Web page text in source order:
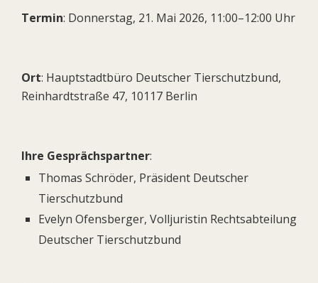
Termin: Donnerstag, 21. Mai 2026, 11:00–12:00 Uhr
Ort: Hauptstadtbüro Deutscher Tierschutzbund,
Reinhardtstraße 47, 10117 Berlin
Ihre Gesprächspartner:
Thomas Schröder, Präsident Deutscher
Tierschutzbund
Evelyn Ofensberger, Volljuristin Rechtsabteilung
Deutscher Tierschutzbund